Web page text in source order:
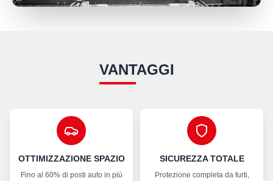
VANTAGGI
OTTIMIZZAZIONE SPAZIO
Fino al 60% di posti auto in più
SICUREZZA TOTALE
Protezione completa da furti,